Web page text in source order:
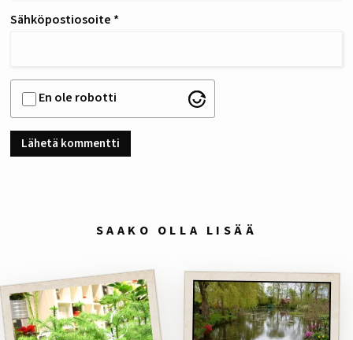
Sähköpostiosoite *
En ole robotti
SAAKO OLLA LISÄÄ